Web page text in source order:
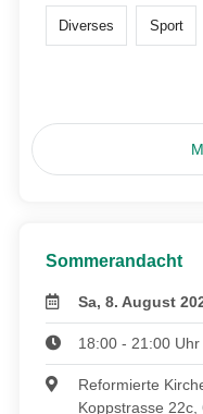
Diverses Sport
Sommerandacht
Sa, 8. August
18:00 - 21:00 Uhr
Reformierte
Koppstrasse 22c,